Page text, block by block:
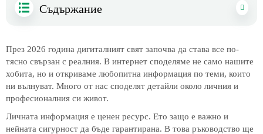
Съдържание
През 2026 година дигиталният свят започва да става все по-
тясно свързан с реалния. В интернет споделяме не само нашите
хобита, но и откриваме любопитна информация по теми, които
ни вълнуват. Много от нас споделят детайли около личния и
професионалния си живот.
Личната информация е ценен ресурс. Ето защо е важно и
нейната сигурност да бъде гарантирана. В това ръководство ще